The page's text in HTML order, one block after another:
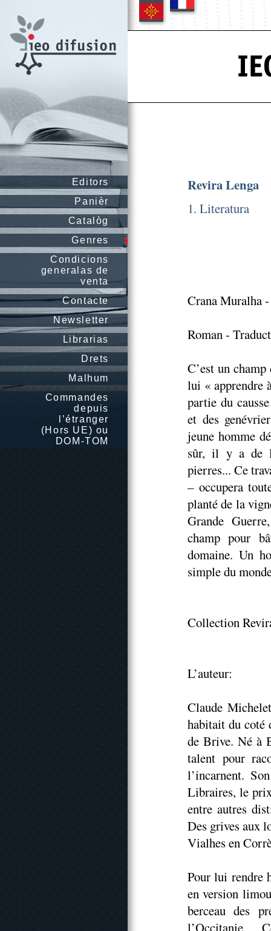
Editors
Panièr
Catalòg
Genres
Condicions
generalas de
venta
Contacte
Newsletter
Librarias
Drets
Malhum
Commandes
depuis
l’étranger
(Hors UE) ou
DOM-TOM
Revira Lenga
1. Literatura
Crana Muralha
Roman -
C’est un
lui « apprendre
partie du
et des
jeune homme
sûr, il y a de
pierres... Ce
– occupera
planté de la
Grande
champ pour
domaine. Un
simple du
Collection
L’auteur:
Claude
habitait du
de Brive. Né à
talent pour
l’incarnent.
Libraires, le
entre autres
Des grives aux
Vialhes en
Pour lui rendre
en version
berceau des
l’Occitanie.